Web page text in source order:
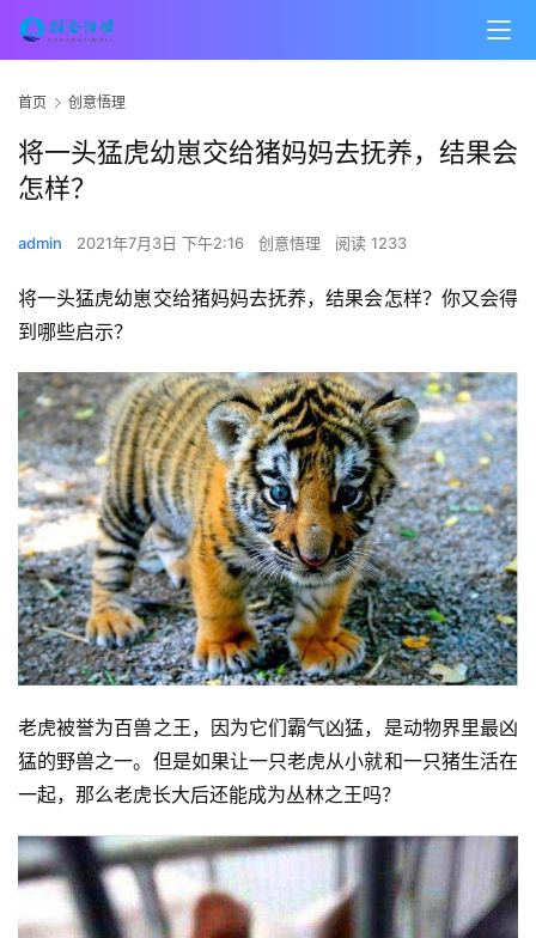
首页 创意悟理
将一头猛虎幼崽交给猪妈妈去抚养，结果会
怎样？
admin 2021年7月3日 下午2:16 创意悟理 阅读 1233
将一头猛虎幼崽交给猪妈妈去抚养，结果会怎样？你又会得
到哪些启示？
老虎被誉为百兽之王，因为它们霸气凶猛，是动物界里最凶
猛的野兽之一。但是如果让一只老虎从小就和一只猪生活在
一起，那么老虎长大后还能成为丛林之王吗？